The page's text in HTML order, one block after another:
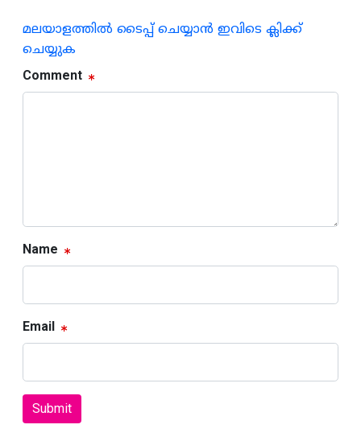
മലയാളത്തില്‍ ടൈപ്പ് ചെയ്യാന്‍ ഇവിടെ ക്ലിക്ക്
ചെയ്യുക
Comment
Name
Email
Submit